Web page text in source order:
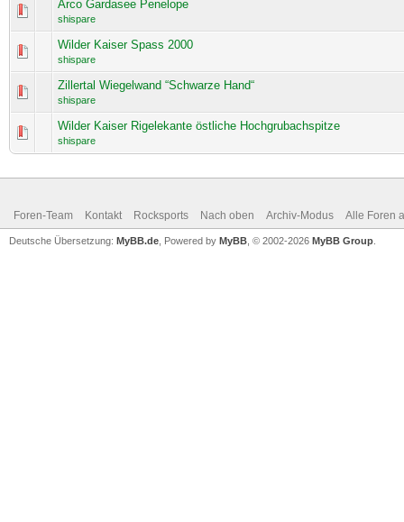
Arco Gardasee Penelope
shispare
Wilder Kaiser Spass 2000
shispare
Zillertal Wiegelwand “Schwarze Hand“
shispare
Wilder Kaiser Rigelekante östliche Hochgrubachspitze
shispare
Foren-Team Kontakt Rocksports Nach oben Archiv-Modus Alle Foren
Deutsche Übersetzung: MyBB.de , Powered by MyBB , © 2002-2026 MyBB Group